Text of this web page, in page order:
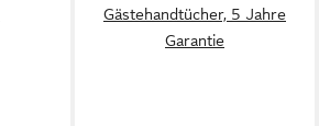
Gästehandtücher, 5 Jahre
Garantie